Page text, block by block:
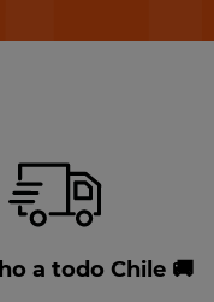
a todo Chile 🚚